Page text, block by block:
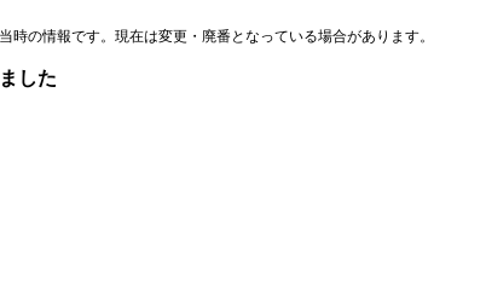
の情報です。現在は変更・廃番となっている場合があります。
した